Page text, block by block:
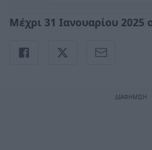
Μέχρι 31 Ιανουαρίου 2025